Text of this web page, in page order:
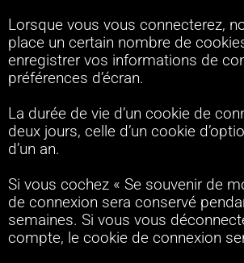
Lorsque vous vous connecterez,
place un certain nombre de
enregistrer vos informations de
préférences d’écran.
La durée de vie d’un cookie de
deux jours, celle d’un cookie
d’un an.
Si vous cochez « Se souvenir de
de connexion sera conservé
semaines. Si vous vous
compte, le cookie de connexion